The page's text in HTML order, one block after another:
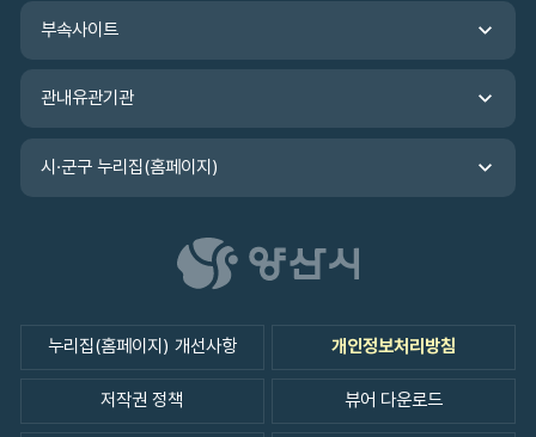
부속사이트
관내유관기관
시·군구 누리집(홈페이지)
누리집(홈페이지) 개선사항 개인정보처리방침
저작권 정책 뷰어 다운로드